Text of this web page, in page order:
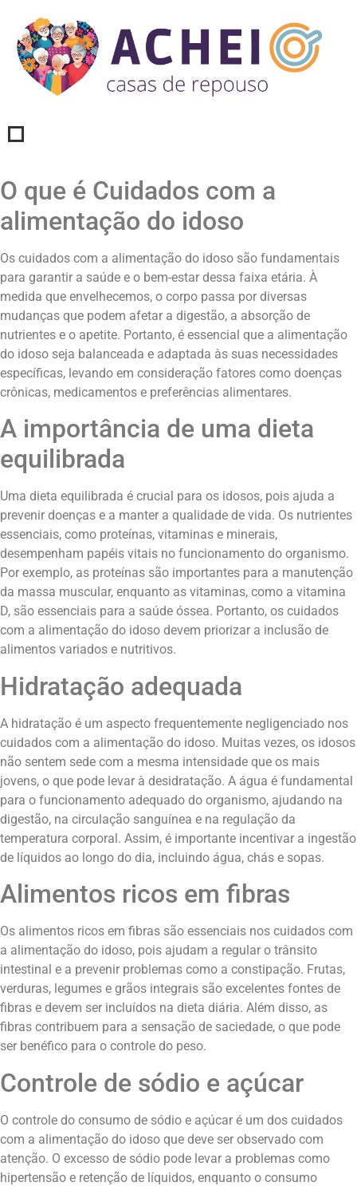
O que é Cuidados com a
alimentação do idoso
Os cuidados com a alimentação do idoso são fundamentais
para garantir a saúde e o bem-estar dessa faixa etária. À
medida que envelhecemos, o corpo passa por diversas
mudanças que podem afetar a digestão, a absorção de
nutrientes e o apetite. Portanto, é essencial que a alimentação
do idoso seja balanceada e adaptada às suas necessidades
específicas, levando em consideração fatores como doenças
crônicas, medicamentos e preferências alimentares.
A importância de uma dieta
equilibrada
Uma dieta equilibrada é crucial para os idosos, pois ajuda a
prevenir doenças e a manter a qualidade de vida. Os nutrientes
essenciais, como proteínas, vitaminas e minerais,
desempenham papéis vitais no funcionamento do organismo.
Por exemplo, as proteínas são importantes para a manutenção
da massa muscular, enquanto as vitaminas, como a vitamina
D, são essenciais para a saúde óssea. Portanto, os cuidados
com a alimentação do idoso devem priorizar a inclusão de
alimentos variados e nutritivos.
Hidratação adequada
A hidratação é um aspecto frequentemente negligenciado nos
cuidados com a alimentação do idoso. Muitas vezes, os idosos
não sentem sede com a mesma intensidade que os mais
jovens, o que pode levar à desidratação. A água é fundamental
para o funcionamento adequado do organismo, ajudando na
digestão, na circulação sanguínea e na regulação da
temperatura corporal. Assim, é importante incentivar a ingestão
de líquidos ao longo do dia, incluindo água, chás e sopas.
Alimentos ricos em fibras
Os alimentos ricos em fibras são essenciais nos cuidados com
a alimentação do idoso, pois ajudam a regular o trânsito
intestinal e a prevenir problemas como a constipação. Frutas,
verduras, legumes e grãos integrais são excelentes fontes de
fibras e devem ser incluídos na dieta diária. Além disso, as
fibras contribuem para a sensação de saciedade, o que pode
ser benéfico para o controle do peso.
Controle de sódio e açúcar
O controle do consumo de sódio e açúcar é um dos cuidados
com a alimentação do idoso que deve ser observado com
atenção. O excesso de sódio pode levar a problemas como
hipertensão e retenção de líquidos, enquanto o consumo